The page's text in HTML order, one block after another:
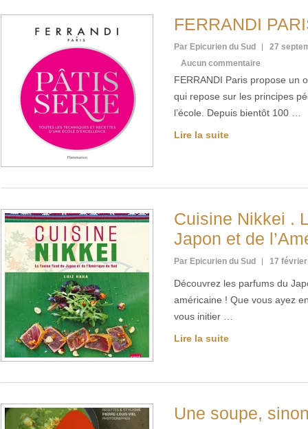
FERRANDI
Par Epicurien du Sud
27
Aucun commentaire
FERRANDI Paris propose un
qui repose sur les principes
l’école. Depuis bientôt 100 …
Lire la suite
Cuisine Nikkei .
Japon et de
Par Epicurien du Sud 17
Découvrez les parfums du
américaine ! Que vous ayez
vous initier …
Lire la suite
Une soupe,